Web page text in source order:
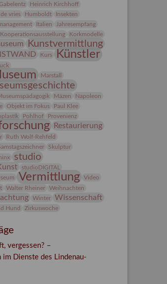
Heinrich Kirchhoff
de vries Humboldt
Insekten
Italien
Jahresempfang
Kooperationsausstellung Korkmodelle
Kunstvermittlung
Kurs Künstler
Marstall
Mäzen Napoleon
Objekt im Fokus
Paul Klee
Pohlhof Provenienz
Restaurierung
Ruth Wolf-Rehfeld
Skulptur
studio
studioDIGITAL
Vermittlung
Video
Walter Rheiner
Weihnachten
Winter Wissenschaft
Hund Zirkuswoche
vergessen? –
Dienste des Lindenau-